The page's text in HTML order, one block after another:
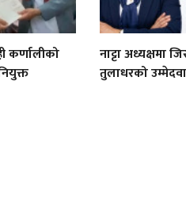
कर्णालीको
नाट्टा अध्यक्षमा
तुलाधरको